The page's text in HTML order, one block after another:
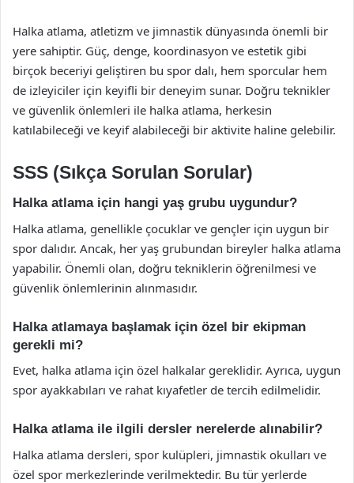
Halka atlama, atletizm ve jimnastik dünyasında önemli bir
yere sahiptir. Güç, denge, koordinasyon ve estetik gibi
birçok beceriyi geliştiren bu spor dalı, hem sporcular hem
de izleyiciler için keyifli bir deneyim sunar. Doğru teknikler
ve güvenlik önlemleri ile halka atlama, herkesin
katılabileceği ve keyif alabileceği bir aktivite haline gelebilir.
SSS (Sıkça Sorulan Sorular)
Halka atlama için hangi yaş grubu uygundur?
Halka atlama, genellikle çocuklar ve gençler için uygun bir
spor dalıdır. Ancak, her yaş grubundan bireyler halka atlama
yapabilir. Önemli olan, doğru tekniklerin öğrenilmesi ve
güvenlik önlemlerinin alınmasıdır.
Halka atlamaya başlamak için özel bir ekipman
gerekli mi?
Evet, halka atlama için özel halkalar gereklidir. Ayrıca, uygun
spor ayakkabıları ve rahat kıyafetler de tercih edilmelidir.
Halka atlama ile ilgili dersler nerelerde alınabilir?
Halka atlama dersleri, spor kulüpleri, jimnastik okulları ve
özel spor merkezlerinde verilmektedir. Bu tür yerlerde